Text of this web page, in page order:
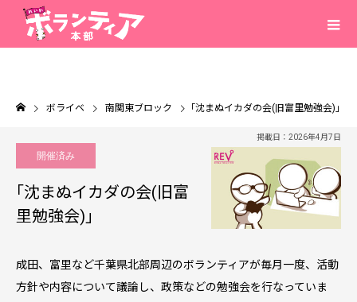
ボライベ 南関東ブロック ｢沈まぬイカダの会(旧富里勉強会)｣
掲載日：2026年4月7日
開催済み
｢沈まぬイカダの会(旧富
里勉強会)｣
成田、富里など千葉県北部周辺のボランティアが毎月一度、活動
方針や内容について議論し、政策などの勉強会を行なっていま